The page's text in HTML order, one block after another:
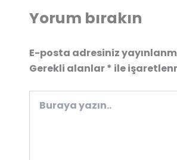
Yorum bırakın
E-posta adresiniz
Gerekli alanlar* ile
yazın..